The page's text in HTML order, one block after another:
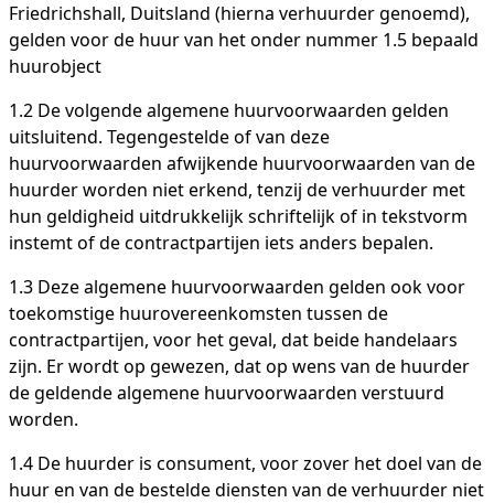
Friedrichshall, Duitsland (hierna verhuurder genoemd),
gelden voor de huur van het onder nummer 1.5 bepaald
huurobject
1.2 De volgende algemene huurvoorwaarden gelden
uitsluitend. Tegengestelde of van deze
huurvoorwaarden afwijkende huurvoorwaarden van de
huurder worden niet erkend, tenzij de verhuurder met
hun geldigheid uitdrukkelijk schriftelijk of in tekstvorm
instemt of de contractpartijen iets anders bepalen.
1.3 Deze algemene huurvoorwaarden gelden ook voor
toekomstige huurovereenkomsten tussen de
contractpartijen, voor het geval, dat beide handelaars
zijn. Er wordt op gewezen, dat op wens van de huurder
de geldende algemene huurvoorwaarden verstuurd
worden.
1.4 De huurder is consument, voor zover het doel van de
huur en van de bestelde diensten van de verhuurder niet